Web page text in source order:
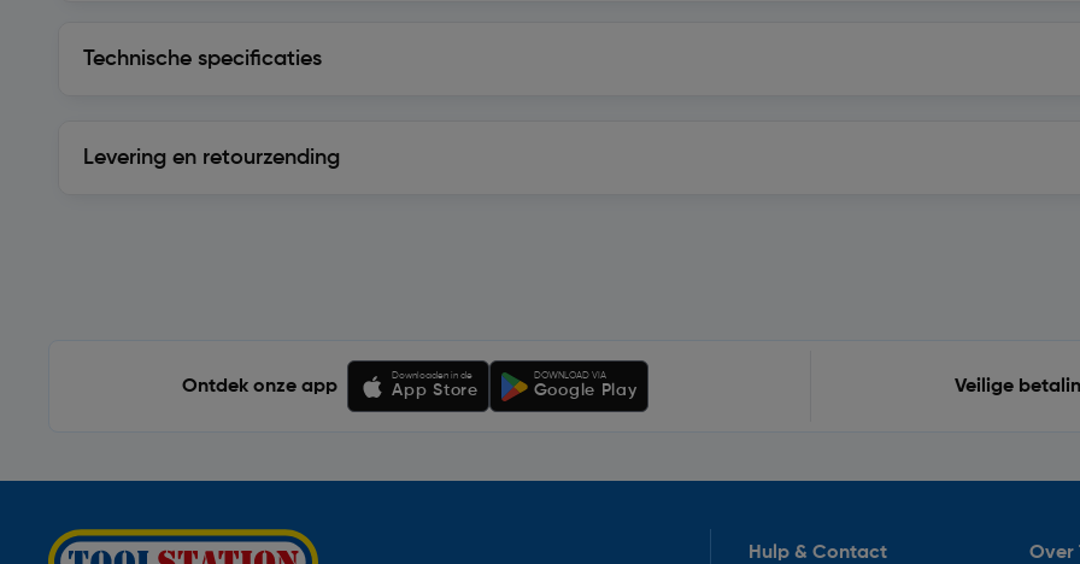
Technische specificaties
Levering en retourzending
Ontdek onze app
Downloaden in de
App Store
DOWNLOAD VIA
Google Play Veilige
Hulp & Contact Over